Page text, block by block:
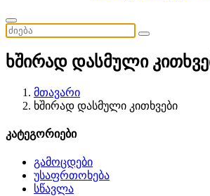
ხშირად დასმული
მთავარი
ხშირად დასმული კითხვები
კატეგორიები
გამოცდები
უსაფრთოხება
სწავლა